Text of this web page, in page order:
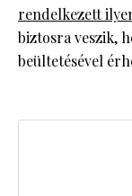
rendelkezett
biztosra veszik,
beültetésével